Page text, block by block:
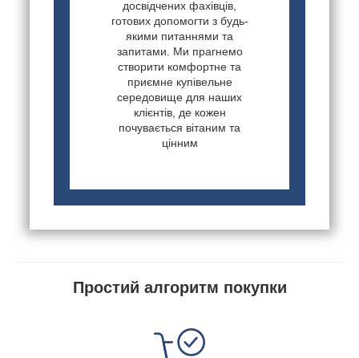
досвідчених фахівців,
готових допомогти з будь-
якими питаннями та
запитами. Ми прагнемо
створити комфортне та
приємне купівельне
середовище для наших
клієнтів, де кожен
почувається вітаним та
цінним
Простий алгоритм покупки